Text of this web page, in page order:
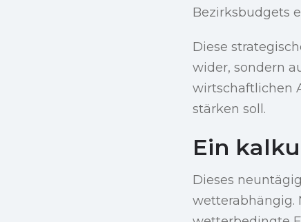
Bezirksbudgets
Diese
wider, sondern
wirtschaftlichen
stärken soll.
Ein
Dieses
wetterabhängig.